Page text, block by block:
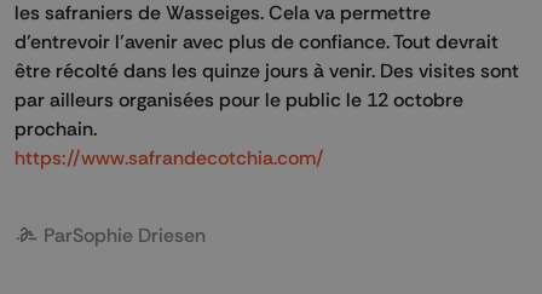
les safraniers de Wasseiges. Cela va permettre
d’entrevoir l’avenir avec plus de confiance. Tout devrait
être récolté dans les quinze jours à venir. Des visites sont
par ailleurs organisées pour le public le 12 octobre
prochain.
https://www.safrandecotchia.com/
ParSophie Driesen